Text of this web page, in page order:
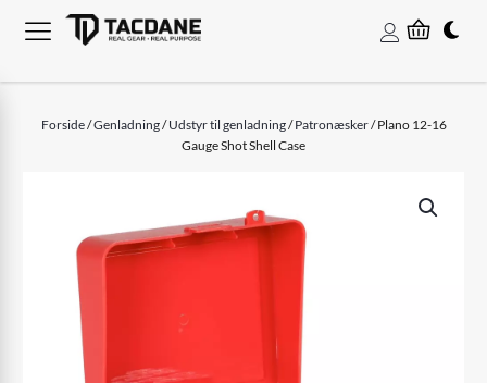
Forside/Genladning/Udstyr til genladning/Patronæsker/ Plano 12-16
Gauge Shot Shell Case